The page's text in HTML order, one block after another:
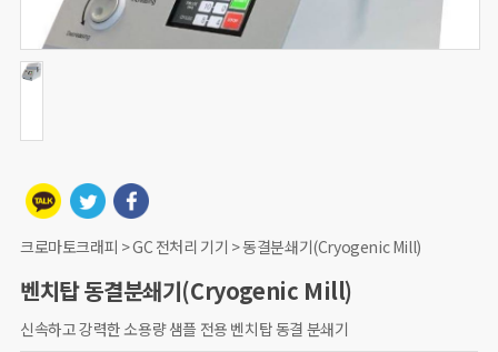
크로마토크래피 > GC 전처리 기기 > 동결분쇄기(Cryogenic Mill)
벤치탑 동결분쇄기(Cryogenic Mill)
신속하고 강력한 소용량 샘플 전용 벤치탑 동결 분쇄기